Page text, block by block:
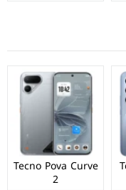
Tecno Pova Curve
2